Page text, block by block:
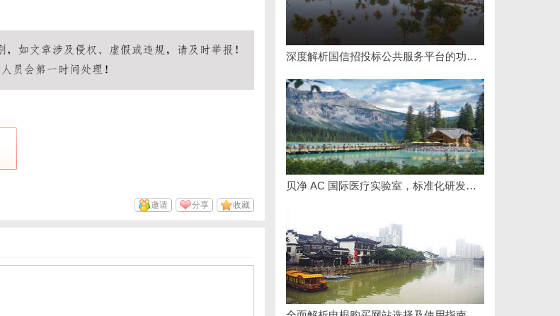
收藏
分享
邀请
深度解析国信招投标公共服务平台的功能与优势
贝净 AC 国际医疗实验室，标准化研发体系全解析